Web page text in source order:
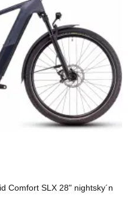
Comfort SLX 28" nightsky´n